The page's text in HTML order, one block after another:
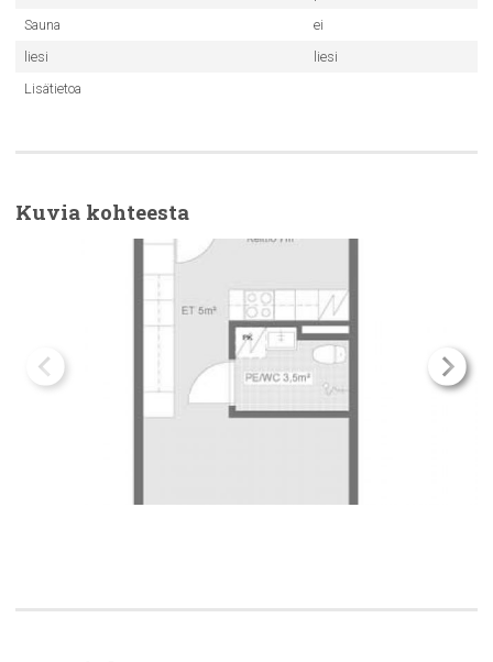
Sauna
ei
liesi
liesi
Lisätietoa
Kuvia kohteesta